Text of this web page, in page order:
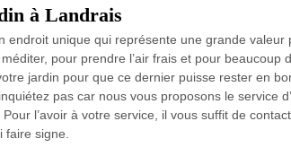
à Landrais
unique qui représente une grande valeur
pour prendre l’air frais et pour beaucoup
jardin pour que ce dernier puisse rester en
pas car nous vous proposons le service
l’avoir à votre service, il vous suffit de
faire signe.